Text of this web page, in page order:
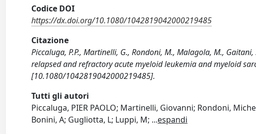
Codice DOI
https://dx.doi.org/10.1080/1042819042000219485
Citazione
Piccaluga, P.P., Martinelli, G., Rondoni, M., Malagola, M.,
relapsed and refractory acute myeloid leukemia and myeloid
[10.1080/1042819042000219485].
Tutti gli autori
Piccaluga, PIER PAOLO; Martinelli, Giovanni; Rondoni,
Bonini, A; Gugliotta, L; Luppi, M; ...espandi